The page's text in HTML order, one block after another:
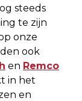
steeds
te zijn
onze
ook
en Remco
in het
en